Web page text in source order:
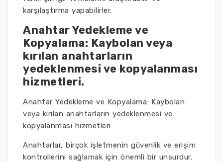
karşılaştırma yapabilirler.
Anahtar Yedekleme ve
Kopyalama: Kaybolan veya
kırılan anahtarların
yedeklenmesi ve kopyalanması
hizmetleri.
Anahtar Yedekleme ve Kopyalama: Kaybolan
veya kırılan anahtarların yedeklenmesi ve
kopyalanması hizmetleri
Anahtarlar, birçok işletmenin güvenlik ve erişim
kontrollerini sağlamak için önemli bir unsurdur.